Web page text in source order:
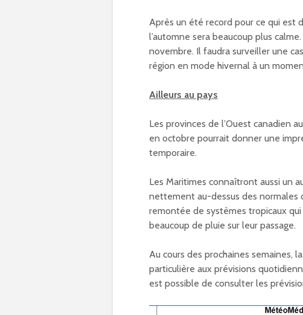
Après un été record pour ce qui est
l’automne sera beaucoup plus
novembre. Il faudra surveiller une
région en mode hivernal à un
Ailleurs au pays
Les provinces de l’Ouest canadien
en octobre pourrait donner une
temporaire.
Les Maritimes connaîtront aussi un
nettement au-dessus des normales
remontée de systèmes tropicaux
beaucoup de pluie sur leur passage.
Au cours des prochaines semaines,
particulière aux prévisions
est possible de consulter les